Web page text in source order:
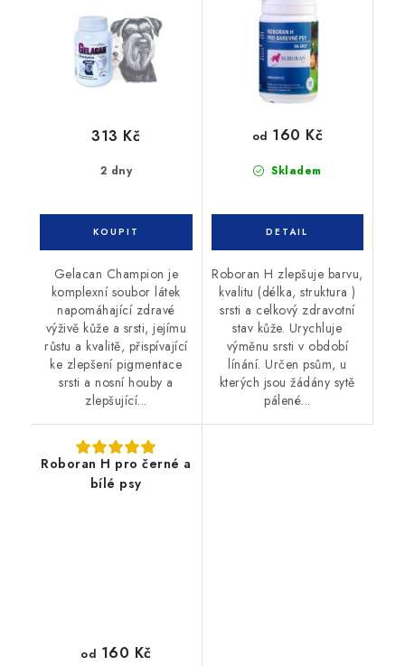
2 dny
313 Kč
Gelacan Champion je
komplexní soubor látek
napomáhající zdravé
výživě kůže a srsti, jejímu
růstu a kvalitě, přispívající
ke zlepšení pigmentace
srsti a nosní houby a
zlepšující...
Skladem
od 160 Kč
Roboran H zlepšuje barvu,
kvalitu (délka, struktura )
srsti a celkový zdravotní
stav kůže. Urychluje
výměnu srsti v období
línání. Určen psům, u
kterých jsou žádány sytě
pálené...
Roboran H pro černé a
bílé psy
od 160 Kč